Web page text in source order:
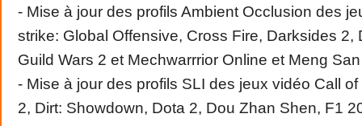
- Mise à jour des profils Ambient Occlusion des
strike: Global Offensive, Cross Fire, Darksides 2,
Guild Wars 2 et Mechwarrrior Online et Meng
- Mise à jour des profils SLI des jeux vidéo Call
2, Dirt: Showdown, Dota 2, Dou Zhan Shen, F1